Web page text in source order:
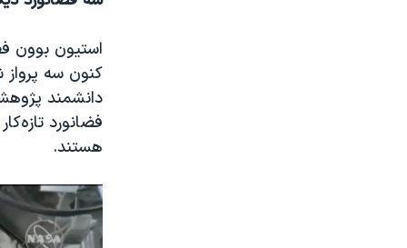
استیون بوون
کنون سه پرواز
دانشمند
فضانورد
هستند.